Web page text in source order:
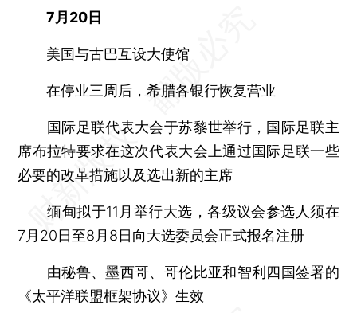
7月20日
美国与古巴互设大使馆
在停业三周后，希腊各银行恢复营业
国际足联代表大会于苏黎世举行，国际足联主
席布拉特要求在这次代表大会上通过国际足联一些
必要的改革措施以及选出新的主席
缅甸拟于11月举行大选，各级议会参选人须在
7月20日至8月8日向大选委员会正式报名注册
由秘鲁、墨西哥、哥伦比亚和智利四国签署的
《太平洋联盟框架协议》生效